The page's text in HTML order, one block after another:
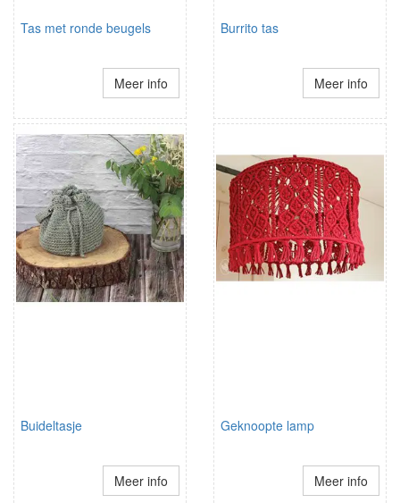
Tas met ronde beugels
Meer info
Burrito tas
Meer info
Buideltasje
Meer info
Geknoopte lamp
Meer info